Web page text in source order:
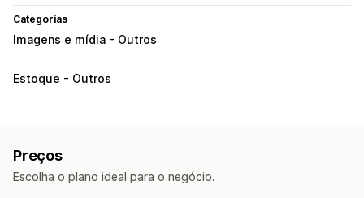
Categorias
Imagens e mídia - Outros
Estoque - Outros
Preços
Escolha o plano ideal para o negócio.